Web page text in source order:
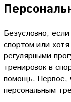
Безусловно,
спортом или
регулярными
тренировок в
помощь. Первое,
персональным